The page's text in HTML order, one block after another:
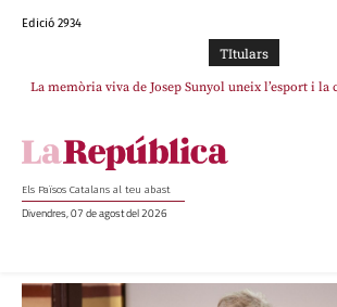
Edició 2934
TItulars
La memòria viva de Josep Sunyol uneix l’esport i
Els Països Catalans al teu abast
Divendres, 07 de agost del 2026